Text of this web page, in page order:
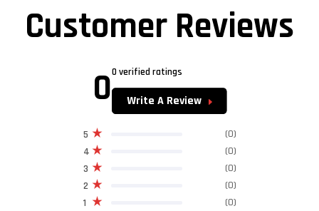
Customer Reviews
00 verified ratings
Write A Review
1 (0)
2 (0)
3 (0)
4 (0)
5 (0)